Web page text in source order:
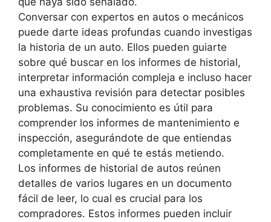
Conversar con expertos en autos o mecánicos
puede darte ideas profundas cuando investigas
la historia de un auto. Ellos pueden guiarte
sobre qué buscar en los informes de historial,
interpretar información compleja e incluso hacer
una exhaustiva revisión para detectar posibles
problemas. Su conocimiento es útil para
comprender los informes de mantenimiento e
inspección, asegurándote de que entiendas
completamente en qué te estás metiendo.
Los informes de historial de autos reúnen
detalles de varios lugares en un documento
fácil de leer, lo cual es crucial para los
compradores. Estos informes pueden incluir